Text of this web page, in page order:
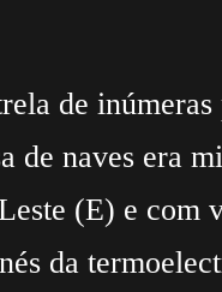
de
de naves era
(E) e com
da